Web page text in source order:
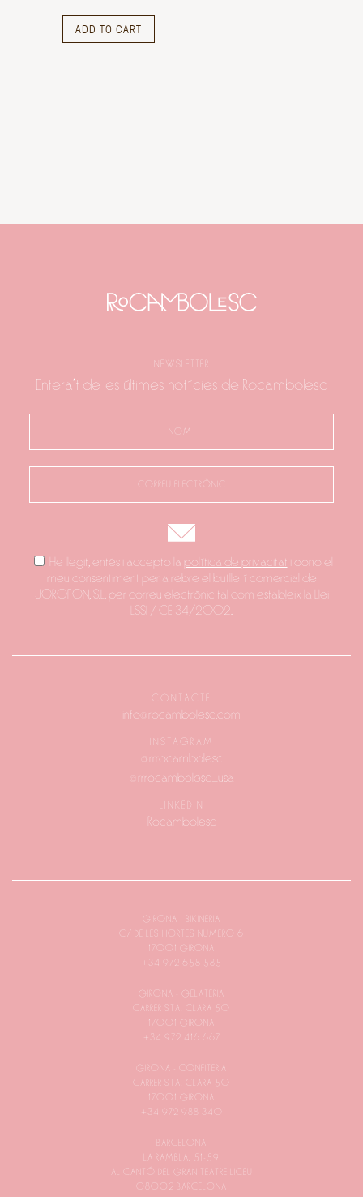
ADD TO CART
NEWSLETTER
Entera't de les últimes notícies de Rocambolesc
He llegit, entés i accepto la política de privacitat i dono el
meu consentiment per a rebre el butlletí comercial de
JOROFON, S.L. per correu electrònic tal com estableix la Llei
LSSI / CE 34/2002.
CONTACTE
info@rocambolesc.com
INSTAGRAM
@rrrocambolesc
@rrrocambolesc_usa
LINKEDIN
Rocambolesc
GIRONA - BIKINERIA
C/ DE LES HORTES NÚMERO 6
17001 GIRONA
+34 972 658 585
GIRONA - GELATERIA
CARRER STA. CLARA 50
17001 GIRONA
+34 972 416 667
GIRONA - CONFITERIA
CARRER STA. CLARA 50
17001 GIRONA
+34 972 988 340
BARCELONA
LA RAMBLA, 51-59
AL CANTÓ DEL GRAN TEATRE LICEU
08002 BARCELONA